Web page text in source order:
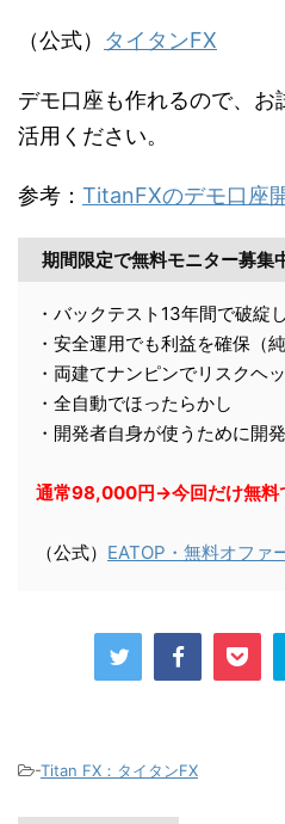
（公式） タイタンFX
デモ口座も作れるので、
活用ください。
参考： TitanFXのデモ口座
期間限定で無料モニター募集
・バックテスト13年間で破綻
・安全運用でも利益を確保（
・両建てナンピンでリスクヘ
・全自動でほったらかし
・開発者自身が使うために開
通常98,000円→今回だけ無料
（公式） EATOP・無料オファ
-Titan FX：タイタンFX